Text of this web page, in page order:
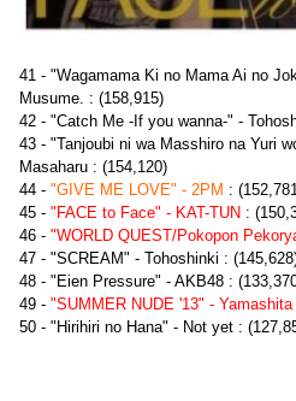
41 - "Wagamama Ki no Mama Ai no
Musume. : (158,915)
42 - "Catch Me -If you wanna-" -
43 - "Tanjoubi ni wa Masshiro na Yuri
Masaharu : (154,120)
44 - "GIVE ME LOVE" - 2PM :
45 - "FACE to Face" - KAT-TUN :
46 - "WORLD QUEST/Pokopon
47 - "SCREAM" - Tohoshinki :
48 - "Eien Pressure" - AKB48 :
49 - "SUMMER NUDE '13" - Yamashita
50 - "Hirihiri no Hana" - Not yet :